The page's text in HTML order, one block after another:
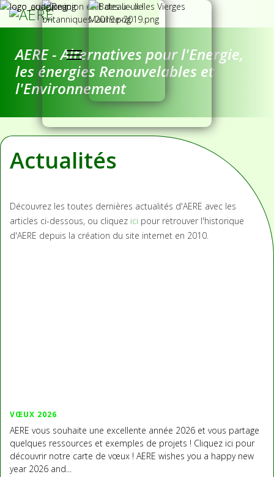
AERE - Alternatives pour l'Energie,
les énergies Renouvelables et
l'Environnement
Actualités
Découvrez les toutes dernières actualités d'AERE avec les
articles ci-dessous, ou cliquez ici pour retrouver l'historique
d'AERE depuis la création du site internet en 2010.
VŒUX 2026
AERE vous souhaite une excellente année 2026 et vous partage
quelques ressources et exemples de projets ! Cliquez ici pour
découvrir notre carte de vœux ! AERE wishes you a happy new
year 2026 and...